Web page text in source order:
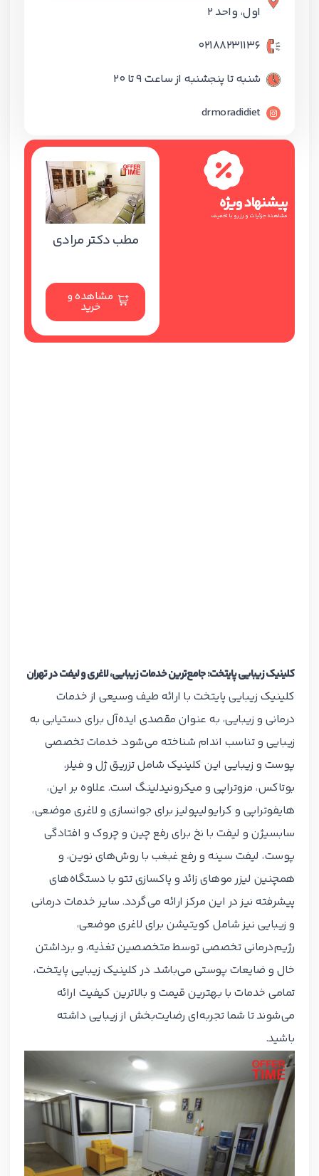
اول، واحد 2
02188231136
شنبه تا پنجشنبه از ساعت 9 تا 20
drmoradidiet
پیشنهاد ویژه
مشاهده جزئیات و رزرو با تخفیف
مطب دکتر مرادی
مشاهده و
خرید
کلینیک زیبایی پایتخت: جامع‌ترین خدمات زیبایی، لاغری و لیفت در تهران
کلینیک زیبایی پایتخت با ارائه طیف وسیعی از خدمات
درمانی و زیبایی، به عنوان مقصدی ایده‌آل برای دستیابی به
زیبایی و تناسب اندام شناخته می‌شود. خدمات تخصصی
پوست و زیبایی این کلینیک شامل تزریق ژل و فیلر،
بوتاکس، مزوتراپی و میکرونیدلینگ است. علاوه بر این،
هایفوتراپی و کرایولیپولیز برای جوانسازی و لاغری موضعی،
سابسیژن و لیفت با نخ برای رفع چین و چروک و افتادگی
پوست، لیفت سینه و رفع غبغب با روش‌های نوین، و
همچنین لیزر موهای زائد و پاکسازی تتو با دستگاه‌های
پیشرفته نیز در این مرکز ارائه می‌گردد. سایر خدمات درمانی
و زیبایی نیز شامل کویتیشن برای لاغری موضعی،
رژیم‌درمانی تخصصی توسط متخصصین تغذیه، و برداشتن
خال و ضایعات پوستی می‌باشد. در کلینیک زیبایی پایتخت،
تمامی خدمات با بهترین قیمت و بالاترین کیفیت ارائه
می‌شوند تا شما تجربه‌ای رضایت‌بخش از زیبایی داشته
باشید.